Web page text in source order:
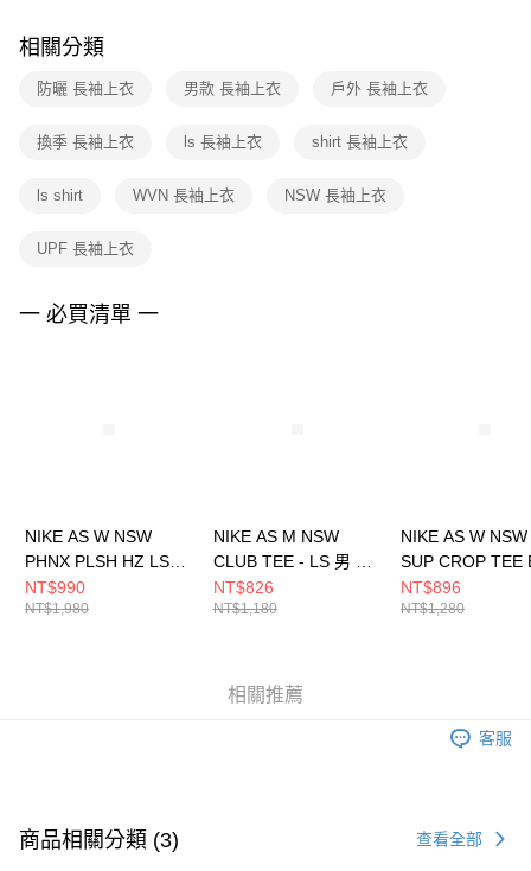
※ 交易是否成功請以「AFTEE先享後付 」之結帳頁面顯示為準，若有關於
是否繳費成功／繳費後需取消欲退款等相關疑問，請聯繫「AFTEE先享後付
客戶支援中心」https://netprotections.freshdesk.com/support/home
１．透過由恩沛科技股份有限公司提供之「AFTEE先享後付」服務完成之交
權轉讓予恩沛科技股份有限公司。
３．未成年的使用者請事先徵得法定代理人或監護人之同意方可使用
４．使用「AFTEE先享後付」時，將依據個別帳號之用戶狀況，依本公司即
相關分類
防曬 長袖上衣 男款 長袖上衣 戶外 長袖上衣
換季 長袖上衣 ls 長袖上衣 shirt 長袖上衣
ls shirt WVN 長袖上衣 NSW 長袖上衣
UPF 長袖上衣
一 必買清單 一
NIKE AS W NSW
PHNX PLSH HZ LS
TOP 女 長袖上衣
FV8029104
NT$990
NT$1,980
NIKE AS M NSW
CLUB TEE - LS 男 長
袖上衣 AR5194100
NT$826
NT$1,180
NIKE AS W
SUP CROP TEE
女 長袖上衣
HV5006010
NT$896
NT$1,280
相關推薦
客服
商品相關分類 (3) 查看全部